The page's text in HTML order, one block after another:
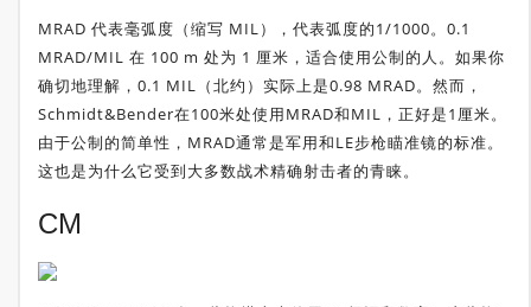
MRAD 代表毫弧度（缩写 MIL），代表弧度的1/1000。0.1
MRAD/MIL 在 100 m 处为 1 厘米，适合使用公制的人。如果你
确切地理解，0.1 MIL（北约）实际上是0.98 MRAD。然而，
Schmidt&Bender在100米处使用MRAD和MIL，正好是1厘米。
由于公制的简单性，MRAD通常是军用和LE步枪瞄准镜的标准。
这也是为什么它受到大多数战术精确射击者的青睐。
CM